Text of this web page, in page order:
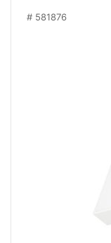
581876